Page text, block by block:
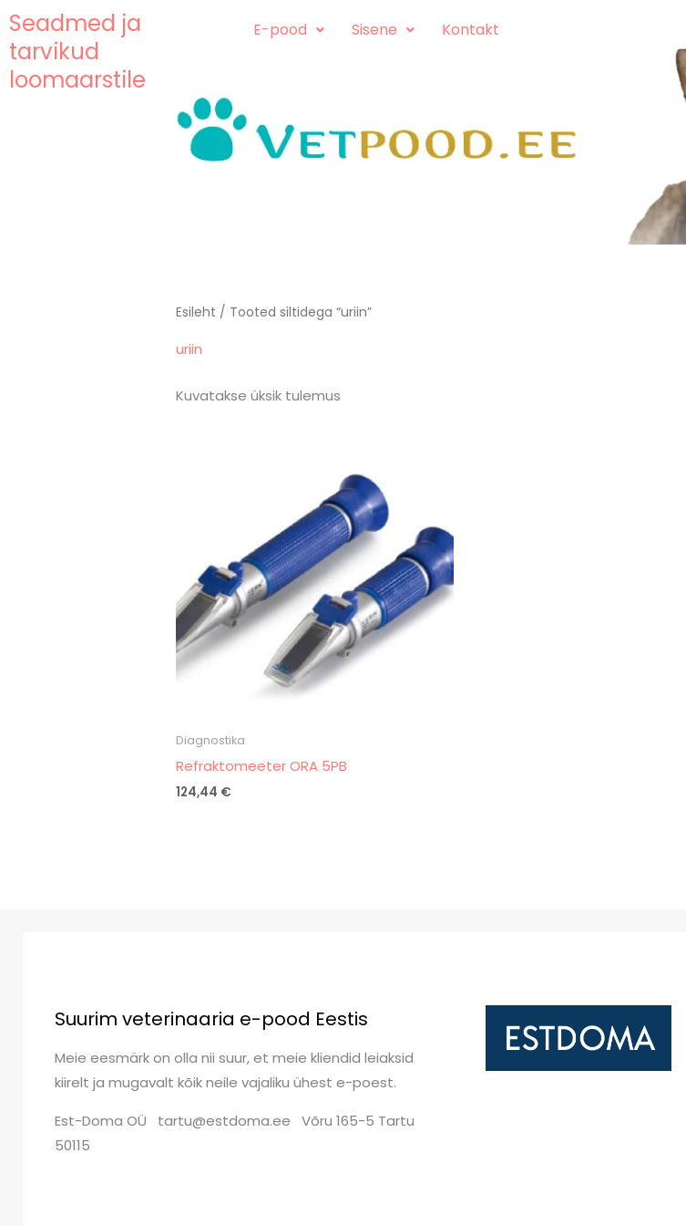
content
Skip
to
content
Seadmed ja
tarvikud
loomaarstile
E-pood Sisene Kontakt
Esileht / Tooted siltidega “uriin”
uriin
Kuvatakse üksik tulemus
Diagnostika
Refraktomeeter ORA 5PB
124,44 €
Suurim veterinaaria e-pood Eestis
Meie eesmärk on olla nii suur, et meie kliendid leiaksid
kiirelt ja mugavalt kõik neile vajaliku ühest e-poest.
Est-Doma OÜ tartu@estdoma.ee Võru 165-5 Tartu
50115